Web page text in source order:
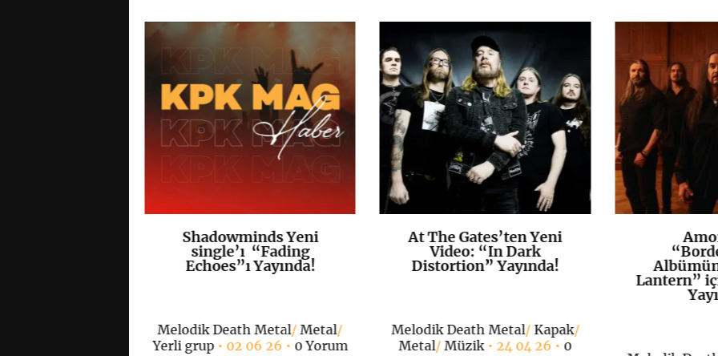
K+
Shadowminds Yeni
single’ı “Fading
Echoes”ı Yayında!
Melodik Death Metal/ Metal/
Yerli grup• 02 06 26 • 0 Yorum
K+
At The Gates’ten Yeni
Video: “In Dark
Distortion” Yayında!
Melodik Death Metal/ Kapak/
Metal/ Müzik• 24 04 26 • 0
Lantern”